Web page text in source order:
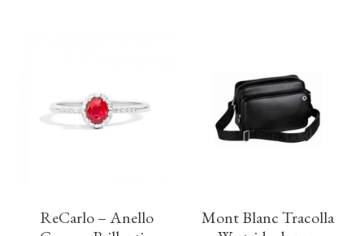
ReCarlo – Anello
Mont Blanc Tracolla